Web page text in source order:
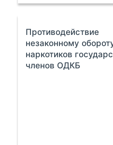
Противодействие
незаконному
наркотиков
членов ОДКБ